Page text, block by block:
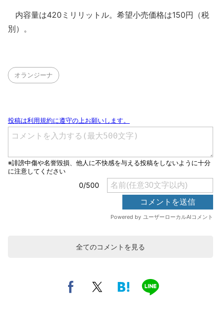
内容量は420ミリリットル。希望小売価格は150円（税
別）。
オランジーナ
全てのコメントを見る